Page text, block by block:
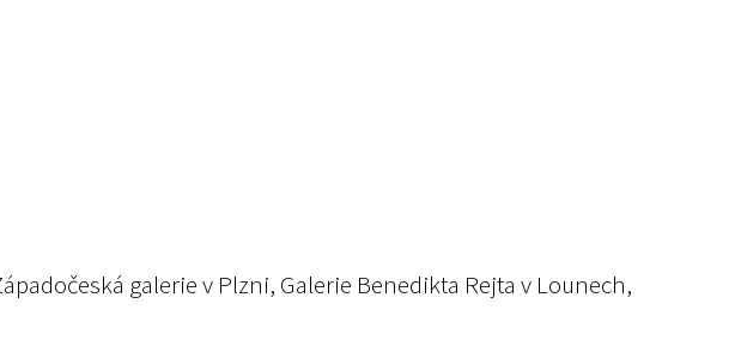
galerie v Plzni, Galerie Benedikta Rejta v Lounech,